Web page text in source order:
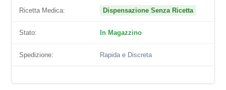
Ricetta Medica: Dispensazione Senza Ricetta
Stato: In Magazzino
Spedizione: Rapida e Discreta